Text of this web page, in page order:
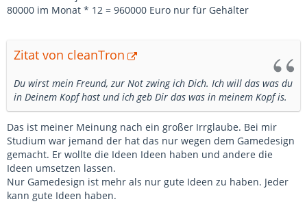
80000 im Monat * 12 = 960000 Euro nur für Gehälter
Zitat von cleanTron
Du wirst mein Freund, zur Not zwing ich Dich. Ich will das was du
in Deinem Kopf hast und ich geb Dir das was in meinem Kopf is.
Das ist meiner Meinung nach ein großer Irrglaube. Bei mir
Studium war jemand der hat das nur wegen dem Gamedesign
gemacht. Er wollte die Ideen Ideen haben und andere die
Ideen umsetzen lassen.
Nur Gamedesign ist mehr als nur gute Ideen zu haben. Jeder
kann gute Ideen haben.